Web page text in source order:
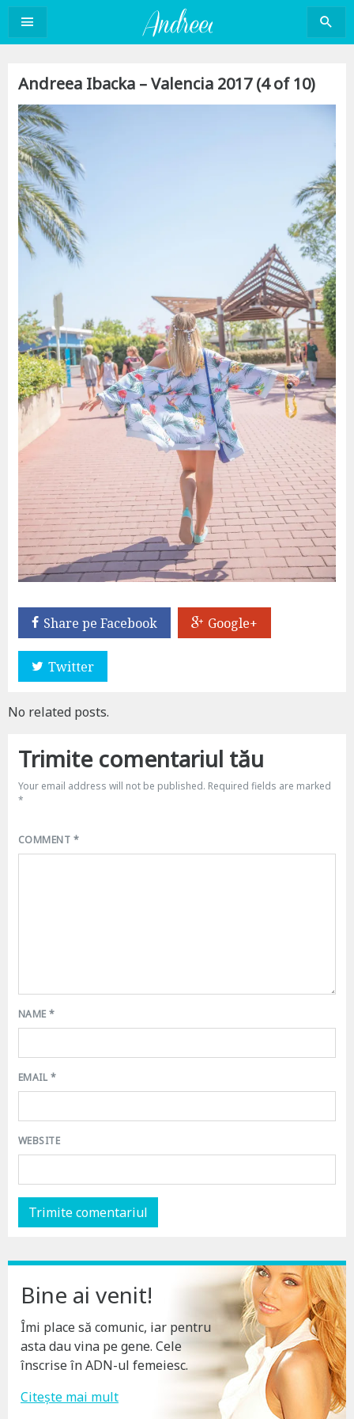
Sari
conținut
Andreea Ibacka – Valencia 2017 (4 of 10)
Share pe Facebook Google+
Twitter
No related posts.
Trimite comentariul tău
Your email address will not be published. Required fields are marked
*
COMMENT *
NAME*
EMAIL*
WEBSITE
Bine ai venit!
Îmi place să comunic, iar pentru
asta dau vina pe gene. Cele
înscrise în ADN-ul femeiesc.
Citește mai mult